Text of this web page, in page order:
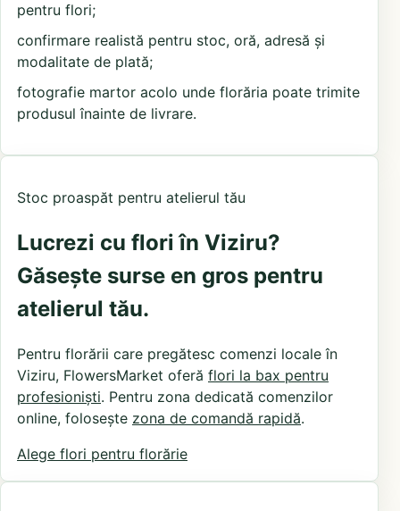
pentru flori;
confirmare realistă pentru stoc, oră, adresă și
modalitate de plată;
fotografie martor acolo unde florăria poate trimite
produsul înainte de livrare.
Stoc proaspăt pentru atelierul tău
Lucrezi cu flori în Viziru?
Găsește surse en gros pentru
atelierul tău.
Pentru florării care pregătesc comenzi locale în
Viziru, FlowersMarket oferă flori la bax pentru
profesioniști. Pentru zona dedicată comenzilor
online, folosește zona de comandă rapidă.
Alege flori pentru florărie